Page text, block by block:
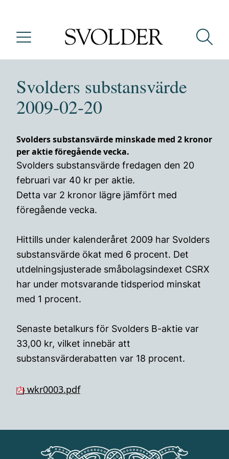
Svolders substansvärde
2009-02-20
Svolders substansvärde minskade med 2 kronor
per aktie föregående vecka.
Svolders substansvärde fredagen den 20
februari var 40 kr per aktie.
Detta var 2 kronor lägre jämfört med
föregående vecka.
Hittills under kalenderåret 2009 har Svolders
substansvärde ökat med 6 procent. Det
utdelningsjusterade småbolagsindexet CSRX
har under motsvarande tidsperiod minskat
med 1 procent.
Senaste betalkurs för Svolders B-aktie var
33,00 kr, vilket innebär att
substansvärderabatten var 18 procent.
wkr0003.pdf